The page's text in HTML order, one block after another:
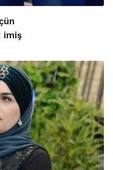
imiş